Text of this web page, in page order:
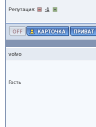
Репутация: -1
volvo
Гость